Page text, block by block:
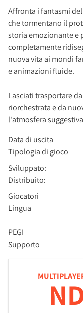
Affronta i fantasmi
che tormentano il
storia emozionante e
completamente
nuova vita ai mondi
e animazioni fluide.
Lasciati trasportare
riorchestrata e da
l'atmosfera
Data di uscita
Tipologia di gioco
Sviluppato:
Distribuito:
Giocatori
Lingua
PEGI
Supporto